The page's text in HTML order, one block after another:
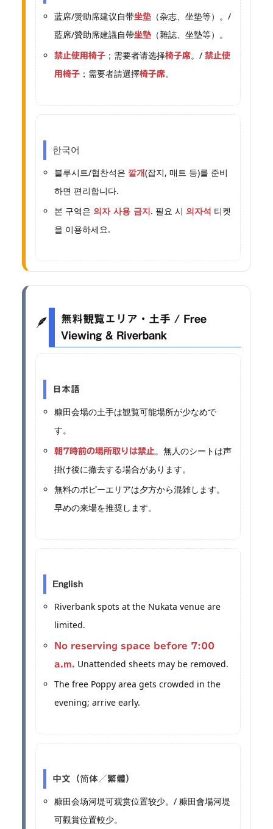
蓝席/赞助席建议自带坐垫
（杂志、坐垫等）。/
藍席/贊助席建議自帶坐墊 （雜誌、坐墊等）。
禁止使用椅子 ；需要者请选择椅子席。/禁止使
用椅子 ；需要者請選擇椅子席。
한국어
블루시트/협찬석은깔개(잡지, 매트 등)를 준비
하면 편리합니다.
본 구역은 의자 사용 금지 . 필요 시 의자석 티켓
을 이용하세요.
🪶
無料観覧エリア・土手 / Free
Viewing & Riverbank
日本語
糠田会場の土手は観覧可能場所が少なめで
す。
朝7時前の場所取りは禁止 。無人のシートは声
掛け後に撤去する場合があります。
無料のポピーエリアは夕方から混雑します。
早めの来場を推奨します。
English
Riverbank spots at the Nukata venue are
limited.
No reserving space before 7:00
a.m. Unattended sheets may be removed.
The free Poppy area gets crowded in the
evening; arrive early.
中文（简体／繁體）
糠田会场河堤可观赏位置较少。/ 糠田會場河堤
可觀賞位置較少。